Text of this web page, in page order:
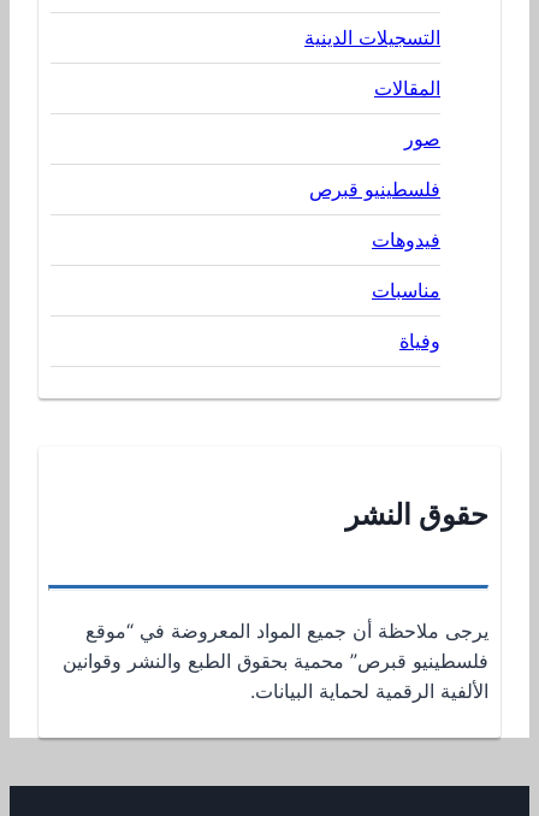
التسجيلات الدينية
المقالات
صور
فلسطينيو قبرص
فيدوهات
مناسبات
وفياة
حقوق النشر
يرجى ملاحظة أن جميع المواد المعروضة في “موقع
فلسطينيو قبرص” محمية بحقوق الطبع والنشر وقوانين
الألفية الرقمية لحماية البيانات.